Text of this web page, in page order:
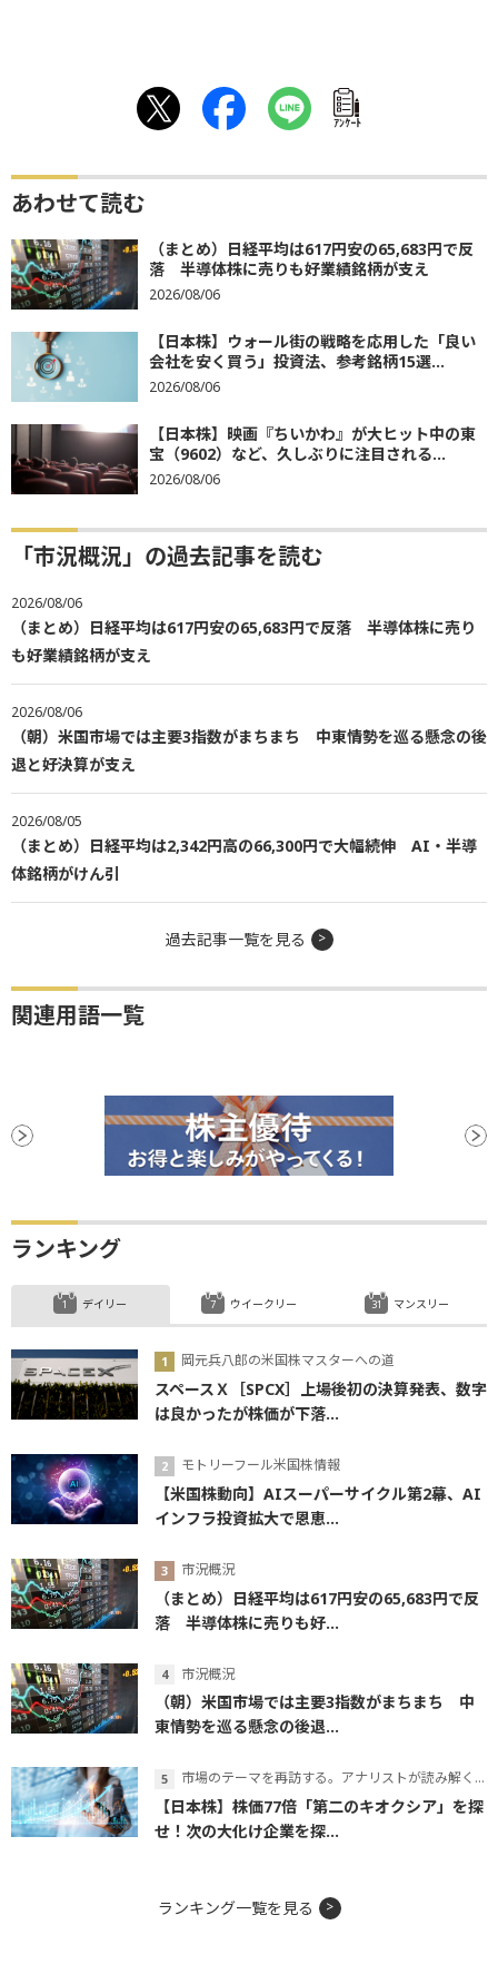
ｱﾝｹｰﾄ
あわせて読む
（まとめ）日経平均は617円安の65,683円で反
落 半導体株に売りも好業績銘柄が支え
2026/08/06
【日本株】ウォール街の戦略を応用した「良い
会社を安く買う」投資法、参考銘柄15選...
2026/08/06
【日本株】映画『ちいかわ』が大ヒット中の東
宝（9602）など、久しぶりに注目される...
2026/08/06
「市況概況」の過去記事を読む
2026/08/06
（まとめ）日経平均は617円安の65,683円で反落 半導体株に売り
も好業績銘柄が支え
2026/08/06
（朝）米国市場では主要3指数がまちまち 中東情勢を巡る懸念の後
退と好決算が支え
2026/08/05
（まとめ）日経平均は2,342円高の66,300円で大幅続伸 AI・半導
体銘柄がけん引
過去記事一覧を見る
関連用語一覧
ランキング
デイリー
岡元兵八郎の米国株マスターへの道
スペースＸ［SPCX］上場後初の決算発表、数字
は良かったが株価が下落...
モトリーフール米国株情報
【米国株動向】AIスーパーサイクル第2幕、AI
インフラ投資拡大で恩恵...
市況概況
（まとめ）日経平均は617円安の65,683円で反
落 半導体株に売りも好...
市況概況
（朝）米国市場では主要3指数がまちまち 中
東情勢を巡る懸念の後退...
市場のテーマを再訪する。アナリストが読み解くテーマの本質
【日本株】株価77倍「第二のキオクシア」を探
せ！次の大化け企業を探...
ウイークリー マンスリー
ランキング一覧を見る